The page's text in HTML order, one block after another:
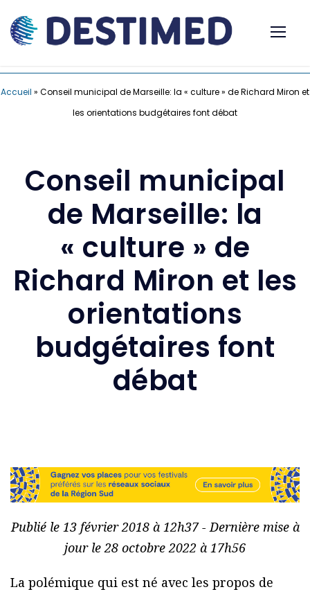
Accueil » Conseil municipal de Marseille: la « culture » de Richard Miron et
les orientations budgétaires font débat
Conseil municipal
de Marseille: la
« culture » de
Richard Miron et les
orientations
budgétaires font
débat
Publié le 13 février 2018 à 12h37 - Dernière mise à
jour le 28 octobre 2022 à 17h56
La polémique qui est né avec les propos de